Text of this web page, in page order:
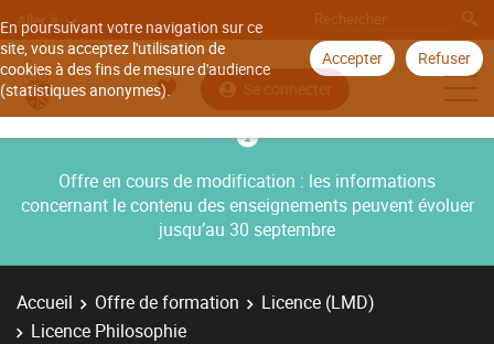
En poursuivant votre navigation sur ce
site, vous acceptez l'utilisation de
cookies à des fins de mesure d'audience
(statistiques anonymes).
Accepter Refuser
Aller à
Se connecter
Offre en cours de modification : les informations
concernant le contenu des enseignements peuvent évoluer
jusqu’au 30 septembre
Accueil Offre de formation
Licence (LMD)
Licence Philosophie